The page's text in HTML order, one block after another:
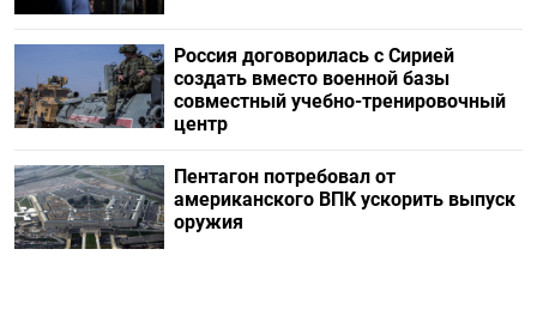
Россия договорилась с Сирией
создать вместо военной базы
совместный учебно-тренировочный
центр
Пентагон потребовал от
американского ВПК ускорить выпуск
оружия